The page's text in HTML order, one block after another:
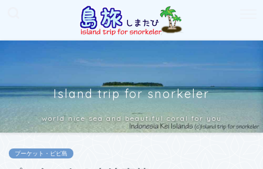
Island trip for snorkeler
world nice sea and beautiful coral for you
プーケット・ピピ島